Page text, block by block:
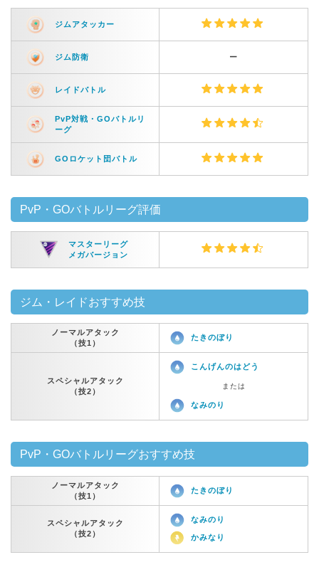
ジムアタッカー
ジム防衛 ー
レイドバトル
PvP対戦・GOバトルリ
ーグ
GOロケット団バトル
PvP・GOバトルリーグ評価
マスターリーグ
メガバージョン
ジム・レイドおすすめ技
ノーマルアタック
（技1）
たきのぼり
スペシャルアタック
（技2）
こんげんのはどう
または
なみのり
PvP・GOバトルリーグおすすめ技
ノーマルアタック
（技1）
たきのぼり
スペシャルアタック
（技2）
なみのり
かみなり